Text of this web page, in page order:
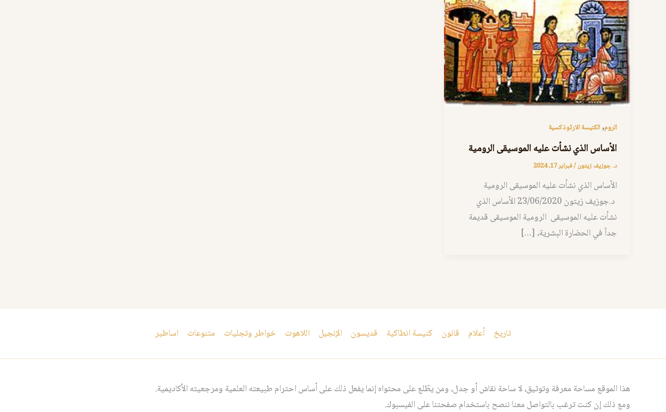
الروم,الكنيسة الارثوذكسية
الأساس الذي نشأت عليه الموسيقى الرومية
د. جوزيف زيتون/فبراير 17, 2024
الأساس الذي نشأت عليه الموسيقى الرومية
د.جوزيف زيتون 23/06/2020 الأساس الذي
نشأت عليه الموسيقى الرومية الموسيقى قديمة
جداً في الحضارة البشرية، […]
تاريخ أعلام قانون كنيسة انطاكية قديسون الإنجيل اللاهوت خواطر وتجليات متنوعات اساطير
هذا الموقع مساحة معرفة وتوثيق، لا ساحة نقاش أو جدل، ومن يطّلع على محتواه إنما يفعل ذلك على أساس احترام طبيعته العلمية ومرجعيته الأكاديمية.
ومع ذلك إن كنت ترغب بالتواصل معنا ننصح باستخدام صفحتنا على الفيسبوك.